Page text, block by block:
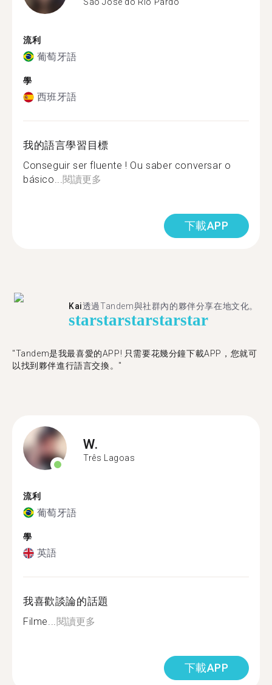
流利
葡萄牙語
學
西班牙語
我的語言學習目標
Conseguir ser fluente ! Ou saber conversar o
básico...閱讀更多
下載APP
Kai透過Tandem與社群內的夥伴分享在地文化。
starstarstarstarstar
"Tandem是我最喜愛的APP! 只需要花幾分鐘下載APP，您就可
以找到夥伴進行語言交換。"
W.
Três Lagoas
流利
葡萄牙語
學
英語
我喜歡談論的話題
Filme...閱讀更多
下載APP